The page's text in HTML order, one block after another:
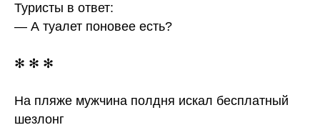
Туристы в ответ:
— А туалет поновее есть?
✻ ✻ ✻
На пляже мужчина полдня искал бесплатный
шезлонг